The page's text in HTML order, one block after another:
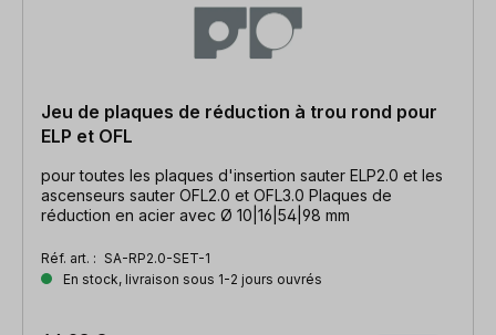
Jeu de plaques de réduction à trou rond pour
ELP et OFL
pour toutes les plaques d'insertion sauter ELP2.0 et les
ascenseurs sauter OFL2.0 et OFL3.0 Plaques de
réduction en acier avec Ø 10|16|54|98 mm
Réf. art. : SA-RP2.0-SET-1
En stock, livraison sous 1-2 jours ouvrés